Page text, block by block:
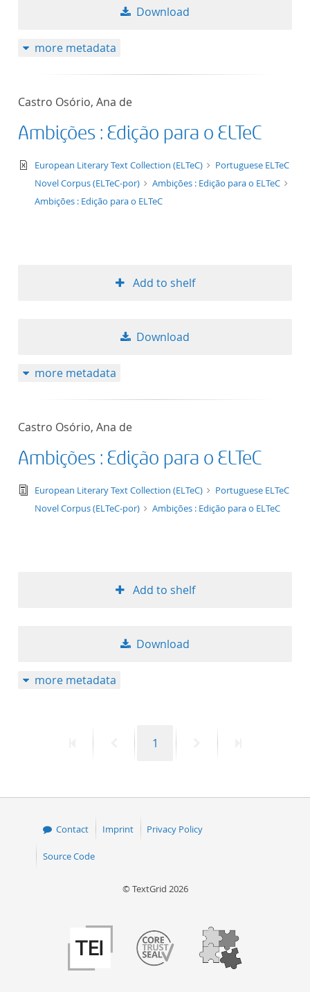
Download
more metadata
Castro Osório, Ana de
Ambições : Edição para o ELTeC
text/xml
European Literary Text Collection (ELTeC)
Portuguese ELTeC
Novel Corpus (ELTeC-por)
Ambições : Edição para o ELTeC
Ambições : Edição para o ELTeC
Add to shelf
Download
more metadata
Castro Osório, Ana de
Ambições : Edição para o ELTeC
text/tg.edition+tg.aggregation+xml
European Literary Text Collection (ELTeC)
Portuguese ELTeC
Novel Corpus (ELTeC-por)
Ambições : Edição para o ELTeC
Add to shelf
Download
more metadata
PreviousPage
1
Contact Imprint Privacy Policy
Source Code
© TextGrid 2026